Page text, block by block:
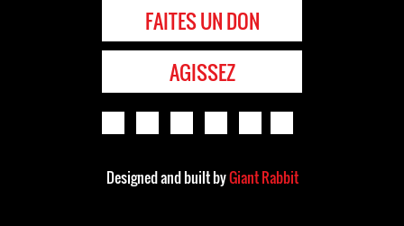
FAITES UN DON
AGISSEZ
Designed and built byGiant Rabbit